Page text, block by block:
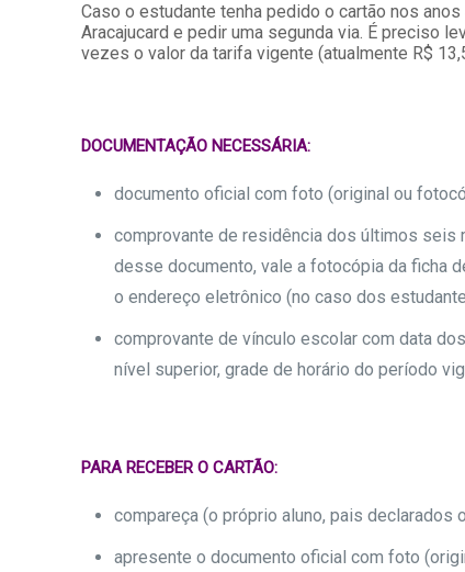
Caso o estudante tenha pedido o cartão nos
Aracajucard e pedir uma segunda via. É preciso
vezes o valor da tarifa vigente (atualmente R$
DOCUMENTAÇÃO NECESSÁRIA:
documento oficial com foto (original ou
comprovante de residência dos últimos seis
desse documento, vale a fotocópia da ficha
o endereço eletrônico (no caso dos
comprovante de vínculo escolar com data
nível superior, grade de horário do período
PARA RECEBER O CARTÃO:
compareça (o próprio aluno, pais declarados
apresente o documento oficial com foto